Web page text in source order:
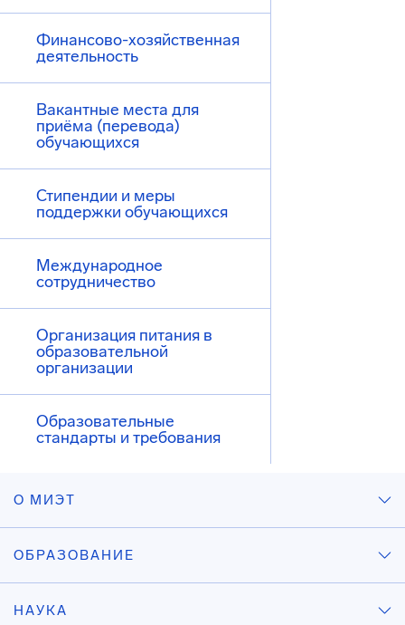
Финансово-хозяйственная
деятельность
Вакантные места для
приёма (перевода)
обучающихся
Стипендии и меры
поддержки обучающихся
Международное
сотрудничество
Организация питания в
образовательной
организации
Образовательные
стандарты и требования
О МИЭТ
ОБРАЗОВАНИЕ
НАУКА